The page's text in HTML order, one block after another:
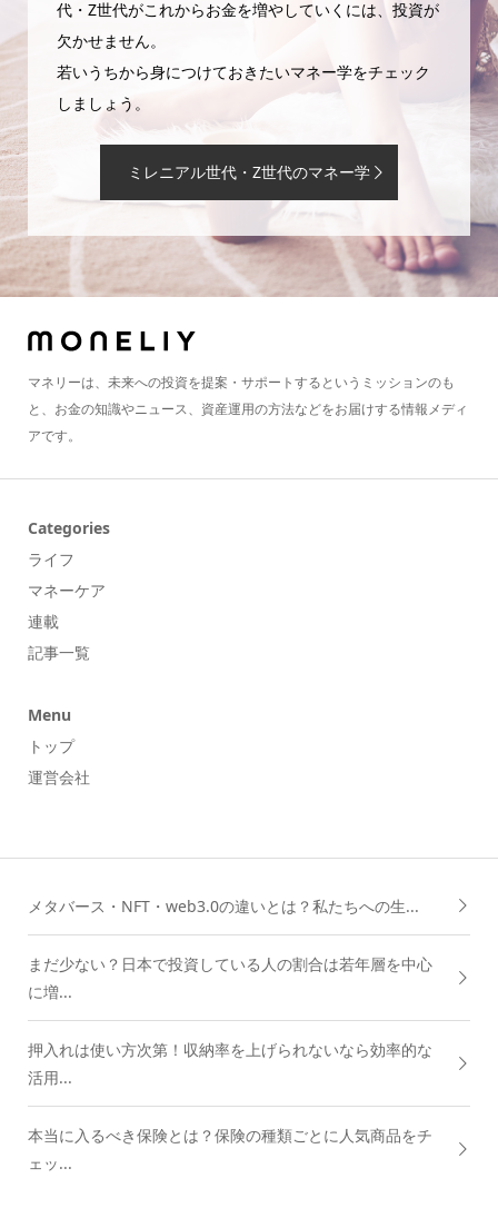
代・Z世代がこれからお金を増やしていくには、投資が
欠かせません。
若いうちから身につけておきたいマネー学をチェック
しましょう。
ミレニアル世代・Z世代のマネー学
マネリーは、未来への投資を提案・サポートするというミッションのも
と、お金の知識やニュース、資産運用の方法などをお届けする情報メディ
アです。
Categories
ライフ
マネーケア
連載
記事一覧
Menu
トップ
運営会社
メタバース・NFT・web3.0の違いとは？私たちへの生...
まだ少ない？日本で投資している人の割合は若年層を中心
に増...
押入れは使い方次第！収納率を上げられないなら効率的な
活用...
本当に入るべき保険とは？保険の種類ごとに人気商品をチ
ェッ...